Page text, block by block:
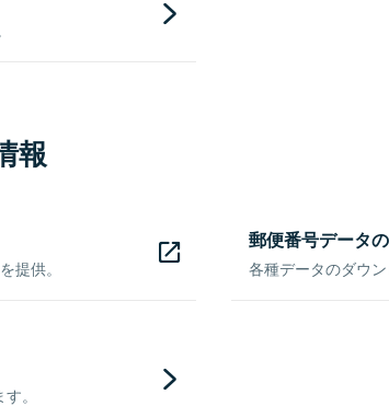
報
提供。
郵便番号データ
各種データのダウ
。